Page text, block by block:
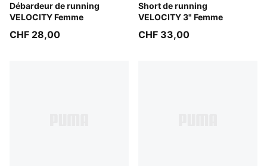
Débardeur de running
VELOCITY Femme
Light Lavender
CHF 28,00
Short de running
VELOCITY 3" Femme
Light Lavender
CHF 33,00